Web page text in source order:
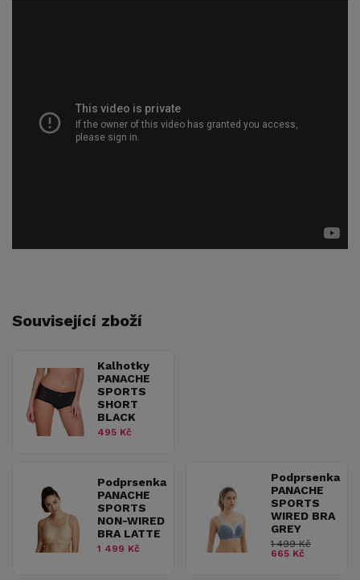
Související zboží
Kalhotky
PANACHE
SPORTS
SHORT
BLACK
495 Kč
Podprsenka
PANACHE
SPORTS
NON-WIRED
BRA LATTE
1 499 Kč
Podprsenka
PANACHE
SPORTS
WIRED BRA
GREY
1 499 Kč
665 Kč